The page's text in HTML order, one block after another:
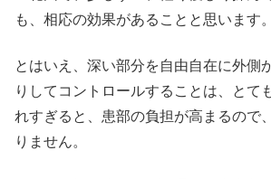
も、相応の効果があることと思います。
とはいえ、深い部分を自由自在に外側
りしてコントロールすることは、とて
れすぎると、患部の負担が高まるので
りません。